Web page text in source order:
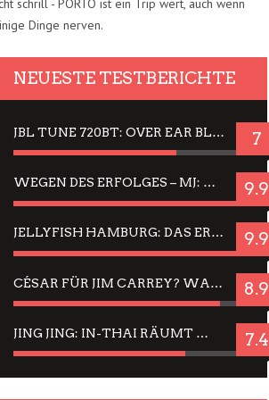
schrill - PORTO ist ein Trip wert, auch wenn
Dinge nerven.
NEUESTE TESTBERICHTE
JBL TUNE 720BT: OVER EAR BLUETOOTH KOPFHÖRER UM DIE 50,-€ IM DAUER-TEST 7
WEGEN DES ERFOLGES – MJ: MICHAEL JACKSON MUSICAL IN EINER MATINEE SEHEN 9.9
JELLYFISH HAMBURG: DAS ERFOLGREICHE SOMMER-MENÜ 2025 IN GEFÜHLEN UND BILDERN 9.9
CÉSAR FÜR JIM CARREY? WARUM DAS EINER DER NERVIGSTEN ACTORS IST UND BLEIBT 8.9
JING JING: IN-THAI RÄUMT WIEDER TITEL AB – EIN ZWEI-STUNDEN-ERLEBNISBERICHT 7.4